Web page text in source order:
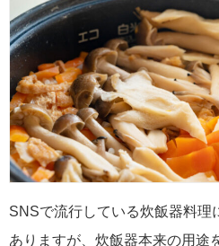
SNSで流行している炊飯器料理
ありますが、炊飯器本来の用途